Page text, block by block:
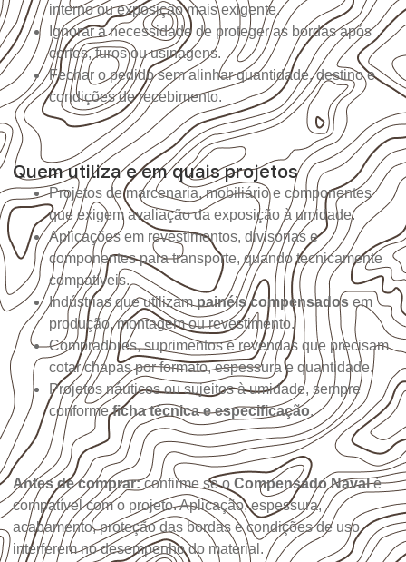
interno ou exposição mais exigente.
Ignorar a necessidade de proteger as bordas após
cortes, furos ou usinagens.
Fechar o pedido sem alinhar quantidade, destino e
condições de recebimento.
Quem utiliza e em quais projetos
Projetos de marcenaria, mobiliário e componentes
que exigem avaliação da exposição à umidade.
Aplicações em revestimentos, divisórias e
componentes para transporte, quando tecnicamente
compatíveis.
Indústrias que utilizampainéis compensados em
produção, montagem ou revestimento.
Compradores, suprimentos e revendas que precisam
cotar chapas por formato, espessura e quantidade.
Projetos náuticos ou sujeitos à umidade, sempre
conformeficha técnica e especificação.
Antes de comprar:confirme se o Compensado Navalé
compatível com o projeto. Aplicação, espessura,
acabamento, proteção das bordas e condições de uso
interferem no desempenho do material.